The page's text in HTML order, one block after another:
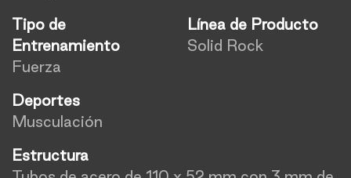
Tipo de
Entrenamiento
Fuerza
Línea de Producto
Solid Rock
Deportes
Musculación
Estructura